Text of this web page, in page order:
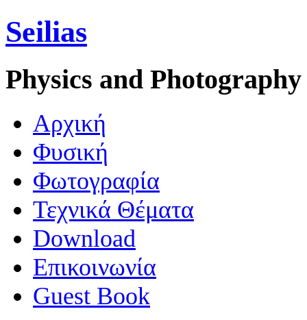
Seilias
Physics and Photography
Aρχική
Φυσική
Φωτογραφία
Τεχνικά Θέματα
Download
Επικοινωνία
Guest Book